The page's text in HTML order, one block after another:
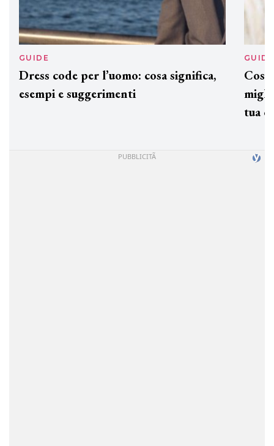
GUIDE
Dress code per l’uomo: cosa significa,
esempi e suggerimenti
GUIDE
tua